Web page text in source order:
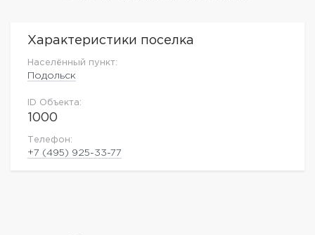
Характеристики поселка
Населённый пункт:
Подольск
ID Объекта:
1000
Телефон:
+7 (495) 925-33-77